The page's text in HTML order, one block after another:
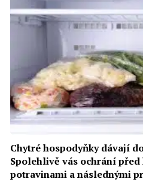
Chytré hospodyňky dávají
Spolehlivě vás ochrání
potravinami a následnými